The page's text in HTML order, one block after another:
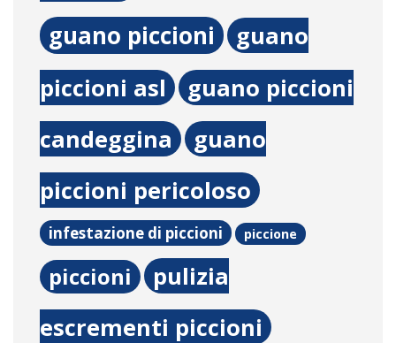
guano piccioni
guano
piccioni asl
guano piccioni
candeggina
guano
piccioni pericoloso
infestazione di piccioni piccione
piccioni
pulizia
escrementi piccioni